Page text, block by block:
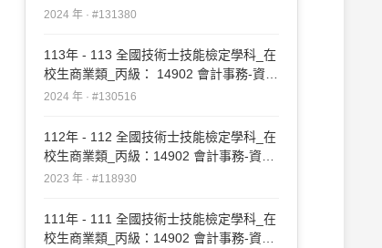
2024 年 · #131380
113年 - 113 全國技術士技能檢定學科_在
校生商業類_丙級： 14902 會計事務-資訊
#130516
2024 年 · #130516
112年 - 112 全國技術士技能檢定學科_在
校生商業類_丙級：14902 會計事務-資訊
#118930
2023 年 · #118930
111年 - 111 全國技術士技能檢定學科_在
校生商業類_丙級：14902 會計事務-資訊